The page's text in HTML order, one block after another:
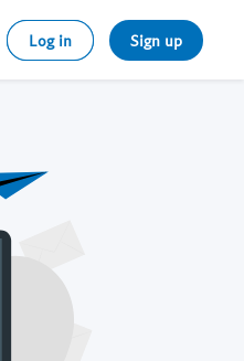
Log in Sign up